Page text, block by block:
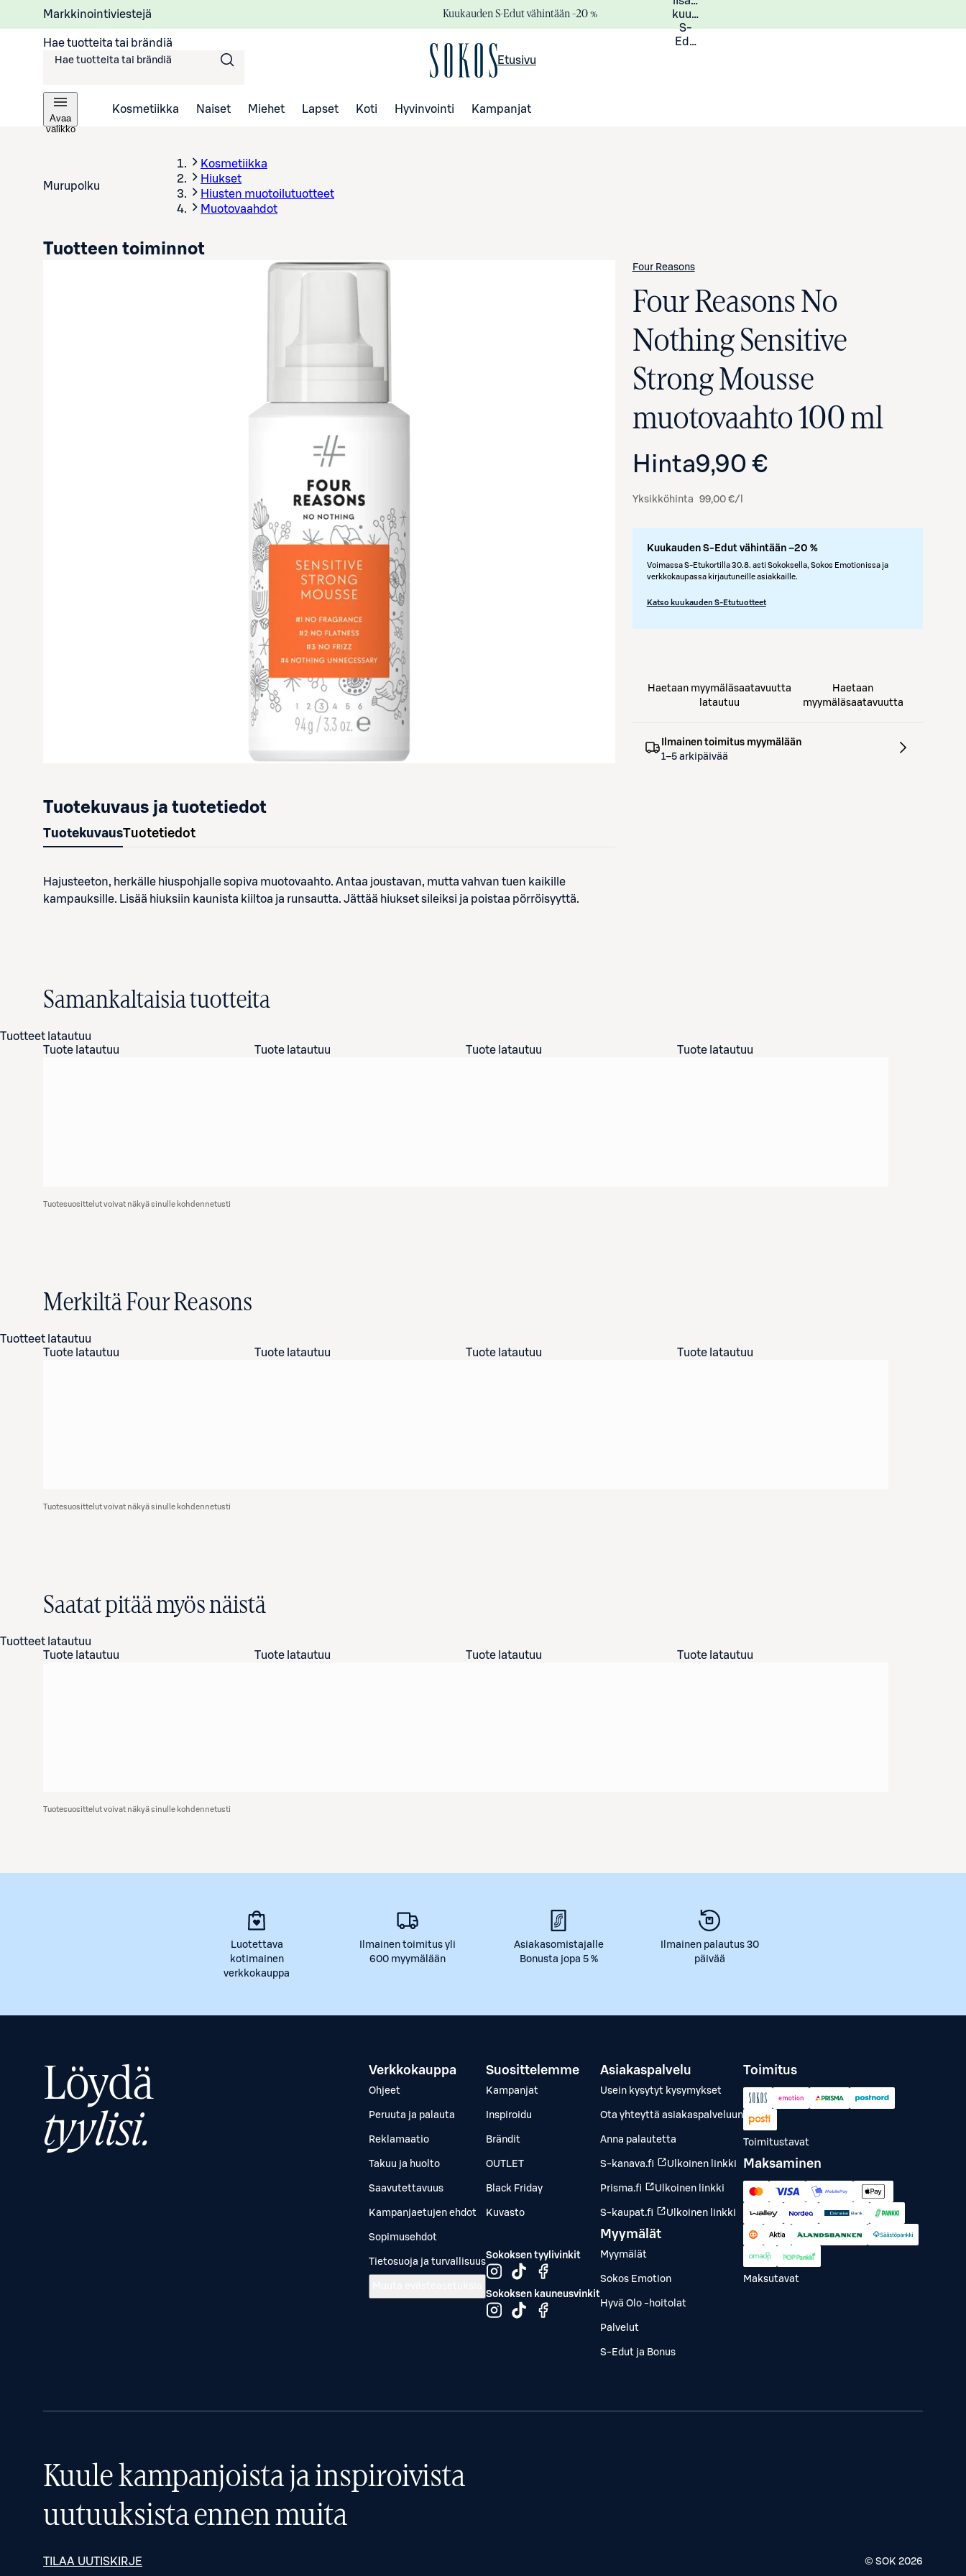
Markkinointiviestejä Kuukauden S-Edut vähintään –20 %
kuukauden
S-
Eduista
Hae tuotteita tai brändiä
Etusivu
Avaa
valikko
Kosmetiikka Naiset Miehet Lapset Koti Hyvinvointi Kampanjat
Murupolku
Kosmetiikka
Hiukset
Hiusten muotoilutuotteet
Muotovaahdot
Avaa tuotekuva suurennettuna
Four Reasons
Four Reasons No
Nothing Sensitive
Strong Mousse
muotovaahto 100 ml
Hinta9,90 €
Yksikköhinta 99,00 €/l
Kuukauden S-Edut vähintään –20 %
Voimassa S-Etukortilla 30.8. asti Sokoksella, Sokos Emotionissa ja
verkkokaupassa kirjautuneille asiakkaille.
Katso kuukauden S-Etutuotteet
Tuotteen toiminnot
Haetaan myymäläsaatavuutta
latautuu
Haetaan
myymäläsaatavuutta
Ilmainen toimitus myymälään
1–5 arkipäivää
Tuotekuvaus ja tuotetiedot
TuotekuvausTuotetiedot
Hajusteeton, herkälle hiuspohjalle sopiva muotovaahto. Antaa joustavan, mutta vahvan tuen kaikille
kampauksille. Lisää hiuksiin kaunista kiiltoa ja runsautta. Jättää hiukset sileiksi ja poistaa pörröisyyttä.
Samankaltaisia tuotteita
Tuotteet latautuu
Tuote latautuu
Tuote latautuu Tuote latautuu Tuote latautuu
Tuotesuosittelut voivat näkyä sinulle kohdennetusti
Merkiltä Four Reasons
Tuotteet latautuu
Tuote latautuu
Tuote latautuu Tuote latautuu Tuote latautuu
Tuotesuosittelut voivat näkyä sinulle kohdennetusti
Saatat pitää myös näistä
Tuotteet latautuu
Tuote latautuu
Tuote latautuu Tuote latautuu Tuote latautuu
Tuotesuosittelut voivat näkyä sinulle kohdennetusti
Luotettava
kotimainen
verkkokauppa
Ilmainen toimitus yli
600 myymälään
Asiakasomistajalle
Bonusta jopa 5 %
Ilmainen palautus 30
päivää
Löydä
tyylisi.
Verkkokauppa
Ohjeet
Peruuta ja palauta
Reklamaatio
Takuu ja huolto
Saavutettavuus
Kampanjaetujen ehdot
Sopimusehdot
Tietosuoja ja turvallisuus
Suosittelemme
Kampanjat
Inspiroidu
Brändit
OUTLET
Black Friday
Kuvasto
Sokoksen tyylivinkit
Sokoksen kauneusvinkit
Asiakaspalvelu
Usein kysytyt kysymykset
Ota yhteyttä asiakaspalveluun
Anna palautetta
S-kanava.fi Ulkoinen linkki
Prisma.fi Ulkoinen linkki
S-kaupat.fi Ulkoinen linkki
Myymälät
Myymälät
Sokos Emotion
Hyvä Olo -hoitolat
Palvelut
S-Edut ja Bonus
Toimitus
Toimitustavat
Maksaminen
Maksutavat
Kuule kampanjoista ja inspiroivista
uutuuksista ennen muita
TILAA UUTISKIRJE © SOK 2026